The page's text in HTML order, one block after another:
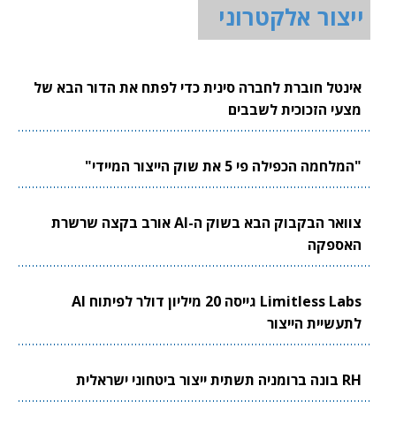
ייצור אלקטרוני
אינטל חוברת לחברה סינית כדי לפתח את הדור הבא של
מצעי הזכוכית לשבבים
"המלחמה הכפילה פי 5 את שוק הייצור המיידי"
צוואר הבקבוק הבא בשוק ה-AI אורב בקצה שרשרת
האספקה
Limitless Labs גייסה 20 מיליון דולר לפיתוח AI
לתעשיית הייצור
RH בונה ברומניה תשתית ייצור ביטחוני ישראלית